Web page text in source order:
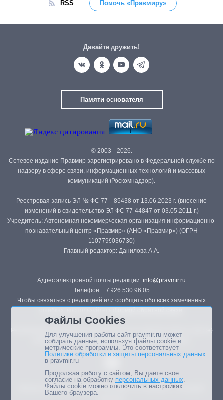
RSS Помочь «Правмиру»
Давайте дружить!
Памяти основателя
© 2003—2026.
Сетевое издание Правмир зарегистрировано в Федеральной службе по
надзору в сфере связи, информационных технологий и массовых
коммуникаций (Роскомнадзор).
Реестровая запись ЭЛ № ФС 77 – 85438 от 13.06.2023 г. (внесение
изменений в свидетельство ЭЛ ФС 77-44847 от 03.05.2011 г.)
Учредитель: Автономная некоммерческая организация информационно-
познавательный центр «Правмир» (АНО «Правмир») (ОГРН
1107799036730)
Главный редактор: Данилова А.А.
Адрес электронной почты редакции: info@pravmir.ru
Телефон: +7 926 530 96 05
Чтобы связаться с редакцией или сообщить обо всех замеченных
Републикация материалов сайта в печатных изданиях (книгах, прессе)
возможна только с письменного разрешения редакции.
Мнение авторов статей портала может не совпадать с позицией
Файлы Cookies
Для улучшения работы сайт pravmir.ru может
собирать данные, используя файлы cookie и
метрические программы. Это соответствует
Политике обработки и защиты персональных данных
в pravmir.ru
Продолжая работу с сайтом, Вы даете свое
согласие на обработку персональных данных.
Файлы cookie можно отключить в настройках
Вашего браузера.